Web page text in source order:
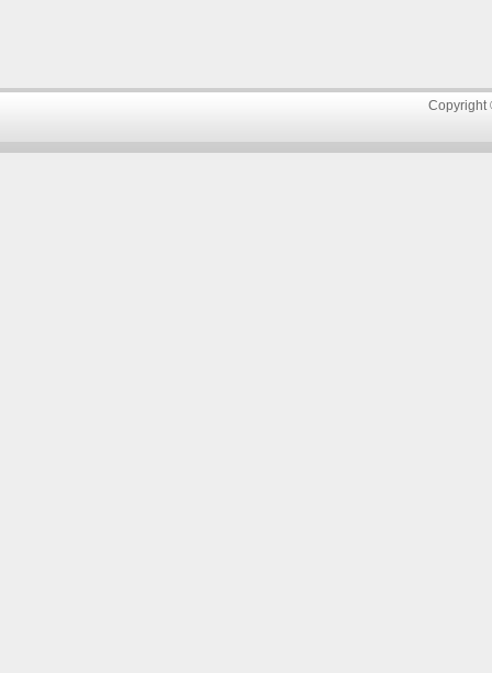
Copyright